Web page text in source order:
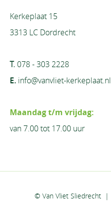
Kerkeplaat 15
3313 LC Dordrecht
T. 078 - 303 2228
E. info@vanvliet-kerkeplaat.nl
Maandag t/m vrijdag:
van 7.00 tot 17.00 uur
© Van Vliet Sliedrecht |